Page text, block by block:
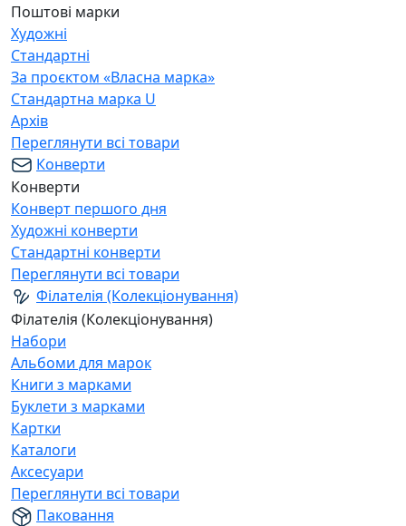
Поштові марки
Художні
Стандартні
За проєктом «Власна марка»
Стандартна марка U
Архів
Переглянути всі товари
Конверти
Конверти
Конверт першого дня
Художні конверти
Стандартні конверти
Переглянути всі товари
Філателія (Колекціонування)
Філателія (Колекціонування)
Набори
Альбоми для марок
Книги з марками
Буклети з марками
Картки
Каталоги
Аксесуари
Переглянути всі товари
Паковання